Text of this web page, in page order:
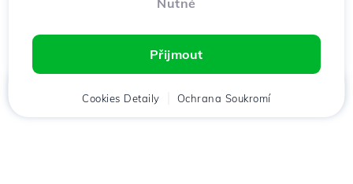
Nutné
Přijmout
Cookies Detaily Ochrana Soukromí
Klient Košík Chat